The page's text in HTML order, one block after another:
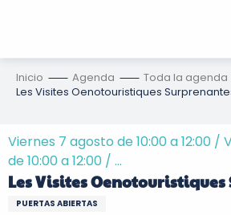
Inicio Agenda
Toda la agenda
Les Visites Oenotouristiques
Viernes 7 agosto de 10:00 a 12:00 /
de 10:00 a 12:00 / ...
Les Visites
PUERTAS ABIERTAS